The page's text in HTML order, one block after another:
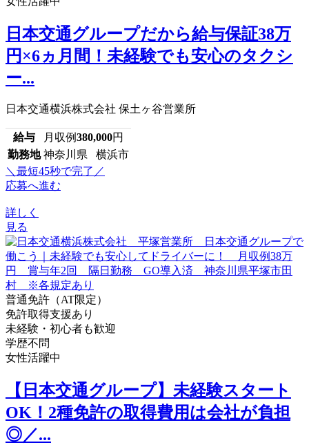
日本交通グループだから給与保証38万
円×6ヵ月間！未経験でも安心のタクシ
ー...
日本交通横浜株式会社 保土ヶ谷営業所
給与 月収例380,000円
勤務地 神奈川県 横浜市
＼最短45秒で完了／
応募へ進む
詳しく
見る
普通免許（AT限定）
免許取得支援あり
未経験・初心者も歓迎
学歴不問
女性活躍中
【日本交通グループ】未経験スタート
OK！2種免許の取得費用は会社が負担
◎／...